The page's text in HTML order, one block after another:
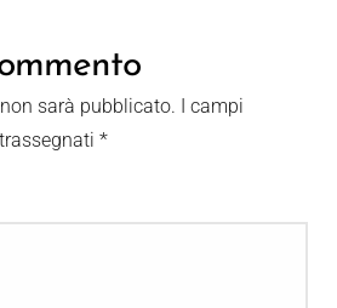
sarà pubblicato. I campi
*